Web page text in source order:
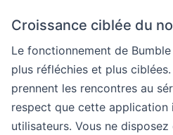
Croissance ciblée du
Le fonctionnement de
plus réfléchies et plus
prennent les rencontres au
respect que cette application
utilisateurs. Vous ne